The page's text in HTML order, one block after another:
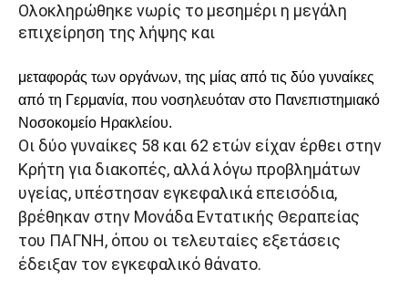
Ολοκληρώθηκε νωρίς το μεσημέρι η μεγάλη
επιχείρηση της λήψης και
μεταφοράς των οργάνων, της μίας από τις δύο γυναίκες
από τη Γερμανία, που νοσηλευόταν στο Πανεπιστημιακό
Νοσοκομείο Ηρακλείου.
Οι δύο γυναίκες 58 και 62 ετών είχαν έρθει στην
Κρήτη για διακοπές, αλλά λόγω προβλημάτων
υγείας, υπέστησαν εγκεφαλικά επεισόδια,
βρέθηκαν στην Μονάδα Εντατικής Θεραπείας
του ΠΑΓΝΗ, όπου οι τελευταίες εξετάσεις
έδειξαν τον εγκεφαλικό θάνατο.